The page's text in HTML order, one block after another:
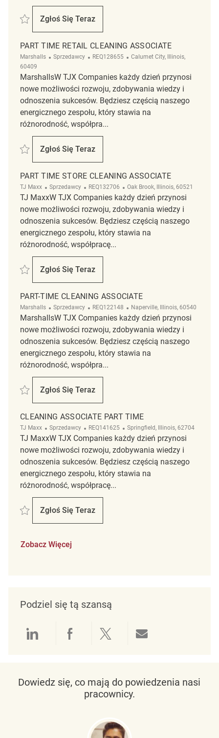
Zapisać Part time cleaning associate REQ130119
Zgłoś Się Teraz
Part Time Cleaning Associate
PART TIME RETAIL CLEANING ASSOCIATE
Marshalls Kategoria
Sprzedawcy ReqId
REQ128655 Lokalizacja
Calumet City, Illinois,
60409
MarshallsW TJX Companies każdy dzień przynosi
nowe możliwości rozwoju, zdobywania wiedzy i
odnoszenia sukcesów. Będziesz częścią naszego
energicznego zespołu, który stawia na
różnorodność, współpra...
Zapisać Part Time Retail Cleaning Associate REQ128655
Zgłoś Się Teraz
Part Time Retail Cleaning Associate
PART TIME STORE CLEANING ASSOCIATE
TJ Maxx Kategoria
Sprzedawcy ReqId
REQ132706 Lokalizacja
Oak Brook, Illinois, 60521
TJ MaxxW TJX Companies każdy dzień przynosi
nowe możliwości rozwoju, zdobywania wiedzy i
odnoszenia sukcesów. Będziesz częścią naszego
energicznego zespołu, który stawia na
różnorodność, współpracę...
Zapisać Part Time Store Cleaning Associate REQ132706
Zgłoś Się Teraz
Part Time Store Cleaning Associate
PART-TIME CLEANING ASSOCIATE
Marshalls Kategoria
Sprzedawcy ReqId
REQ122148 Lokalizacja
Naperville, Illinois, 60540
MarshallsW TJX Companies każdy dzień przynosi
nowe możliwości rozwoju, zdobywania wiedzy i
odnoszenia sukcesów. Będziesz częścią naszego
energicznego zespołu, który stawia na
różnorodność, współpra...
Zapisać Part-time Cleaning Associate REQ122148
Zgłoś Się Teraz
Part-Time Cleaning Associate
CLEANING ASSOCIATE PART TIME
TJ Maxx Kategoria
Sprzedawcy ReqId
REQ141625 Lokalizacja
Springfield, Illinois, 62704
TJ MaxxW TJX Companies każdy dzień przynosi
nowe możliwości rozwoju, zdobywania wiedzy i
odnoszenia sukcesów. Będziesz częścią naszego
energicznego zespołu, który stawia na
różnorodność, współpracę...
Zapisać Cleaning Associate Part Time REQ141625
Zgłoś Się Teraz
Cleaning Associate Part Time
Zobacz Więcej
Podziel się tą szansą
Udostępnianie przez LinkedIn
Udostępnianie przez
Udostępnij przez
Dowiedz się, co mają do powiedzenia nasi
pracownicy.